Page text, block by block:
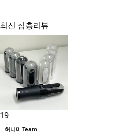
최신 심층리뷰
19
허니미 Team